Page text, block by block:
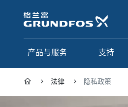
容
产品与服务 支持
法律 隐私政策